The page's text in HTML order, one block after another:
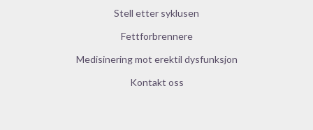
Stell etter syklusen
Fettforbrennere
Medisinering mot erektil dysfunksjon
Kontakt oss